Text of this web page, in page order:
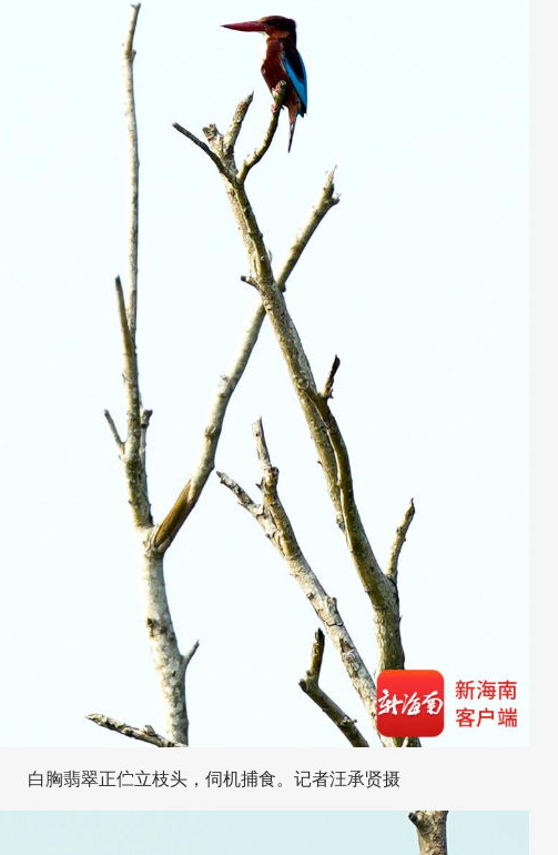
白胸翡翠正伫立枝头，伺机捕食。记者汪承贤摄